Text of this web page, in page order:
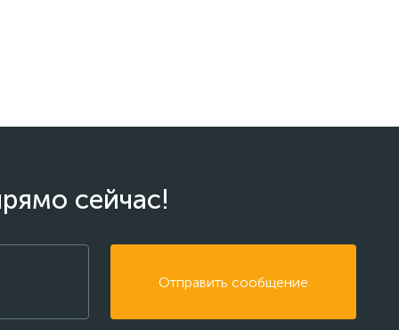
сейчас!
Отправить сообщение